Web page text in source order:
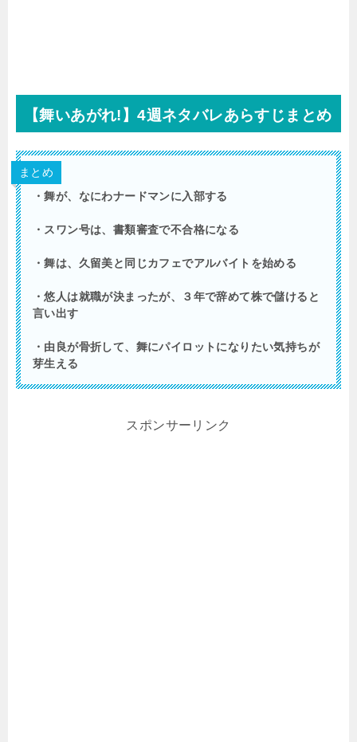
【舞いあがれ!】4週ネタバレあらすじまとめ
まとめ
・舞が、なにわナードマンに入部する
・スワン号は、書類審査で不合格になる
・舞は、久留美と同じカフェでアルバイトを始める
・悠人は就職が決まったが、３年で辞めて株で儲けると
言い出す
・由良が骨折して、舞にパイロットになりたい気持ちが
芽生える
スポンサーリンク